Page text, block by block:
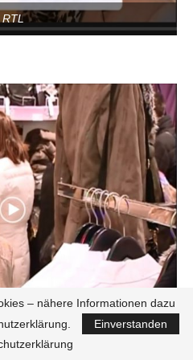
RTL
VOX
– nähere Informationen dazu
Einverstanden